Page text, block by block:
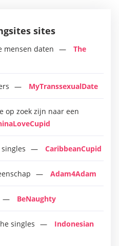
sites
mensen daten
The
MyTranssexualDate
op zoek zijn naar een
CaribbeanCupid
Adam4Adam
BeNaughty
singles
Indonesian